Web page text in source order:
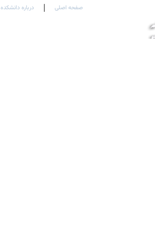
صفحه اصلی درباره دانشکده